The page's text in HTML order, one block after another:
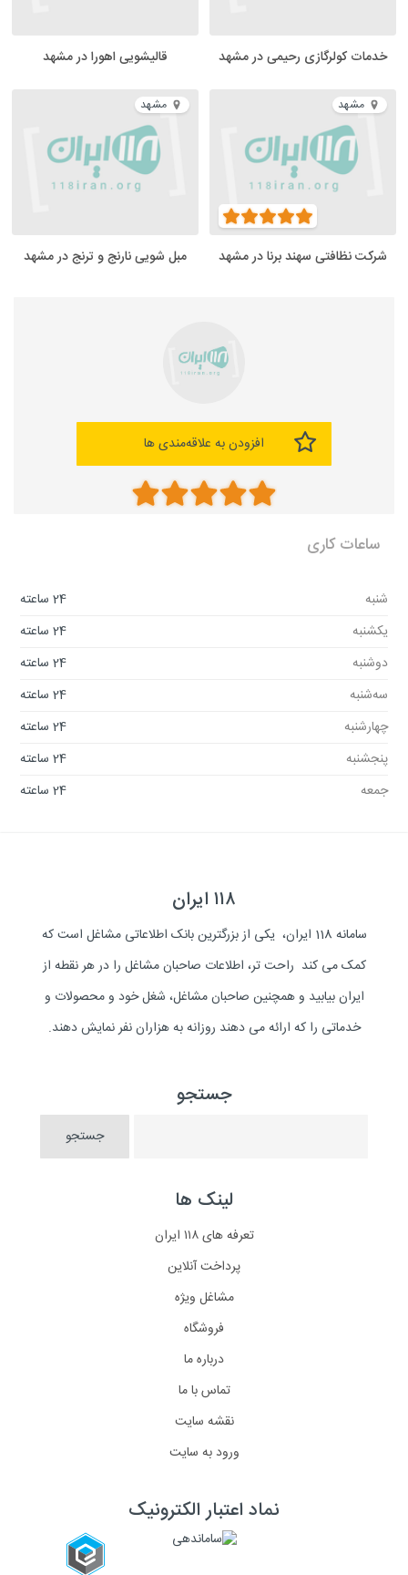
خدمات کولرگازی رحیمی در مشهد قالیشویی اهورا در مشهد
مشهد
شرکت نظافتی سهند برنا در مشهد
مشهد
مبل شویی نارنج و ترنج در مشهد
افزودن به علاقه‌مندی ها
ساعات کاری
شنبه
24 ساعته
یکشنبه
24 ساعته
دوشنبه
24 ساعته
سه‌شنبه
24 ساعته
چهارشنبه
24 ساعته
پنجشنبه
24 ساعته
جمعه
24 ساعته
۱۱۸ ایران
سامانه 118 ایران، یکی از بزرگترین بانک اطلاعاتی مشاغل است که
کمک می کند راحت تر، اطلاعات صاحبان مشاغل را در هر نقطه از
ایران بیابید و همچنین صاحبان مشاغل، شغل خود و محصولات و
خدماتی را که ارائه می دهند روزانه به هزاران نفر نمایش دهند.
جستجو
لینک ها
تعرفه های ۱۱۸ ایران
پرداخت آنلاین
مشاغل ویژه
فروشگاه
درباره ما
تماس با ما
نقشه سایت
ورود به سایت
نماد اعتبار الکترونیک